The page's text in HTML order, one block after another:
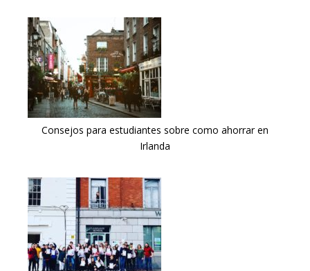
Consejos para estudiantes sobre como ahorrar en
Irlanda